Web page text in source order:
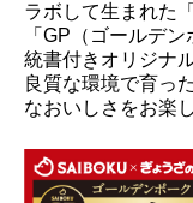
ラボして生まれた
「GP（ゴールデ
統書付きオリジナ
良質な環境で育っ
なおいしさをお楽